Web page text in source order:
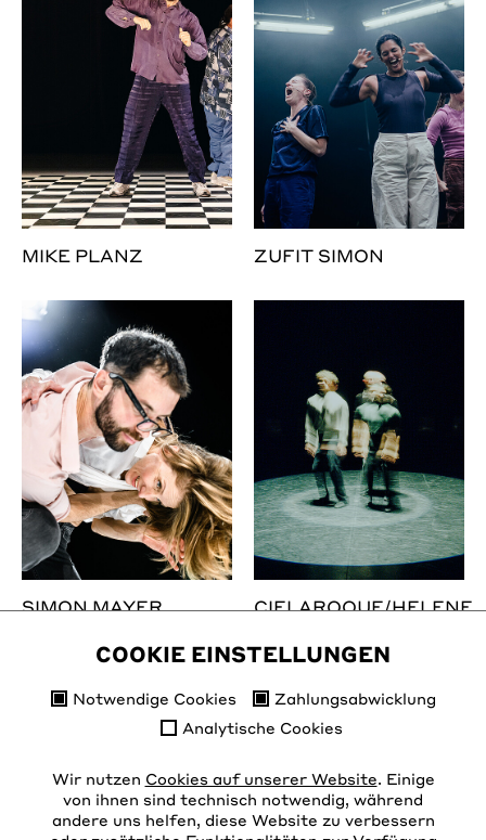
COOKIE EINSTELLUNGEN
Notwendige Cookies
Zahlungsabwicklung
Analytische Cookies
Wir nutzen Cookies auf unserer Website. Einige
von ihnen sind technisch notwendig, während
andere uns helfen, diese Website zu verbessern
MIKE PLANZ ZUFIT SIMON
SIMON MAYER
CIELAROQUE/HELENE